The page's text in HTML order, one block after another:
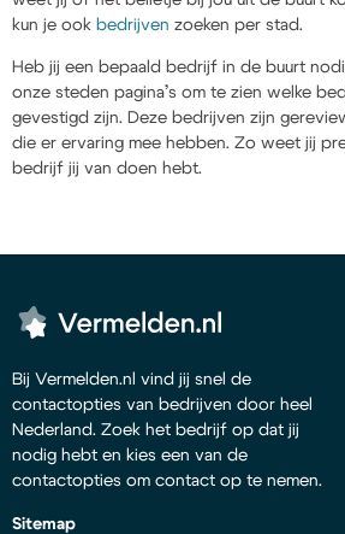
kun je ook bedrijven zoeken per stad.
Heb jij een bepaald bedrijf in de buurt
onze steden pagina’s om te zien welke
gevestigd zijn. Deze bedrijven zijn
die er ervaring mee hebben. Zo weet jij
bedrijf jij van doen hebt.
Bij Vermelden.nl vind jij snel de
contactopties van bedrijven door heel
Nederland. Zoek het bedrijf op dat jij
nodig hebt en kies een van de
contactopties om contact op te nemen.
Sitemap